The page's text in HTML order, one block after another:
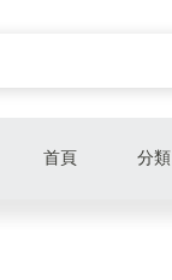
首頁 分類